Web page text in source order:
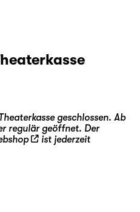
geschlossen. Ab
regulär geöffnet. Der
ist jederzeit